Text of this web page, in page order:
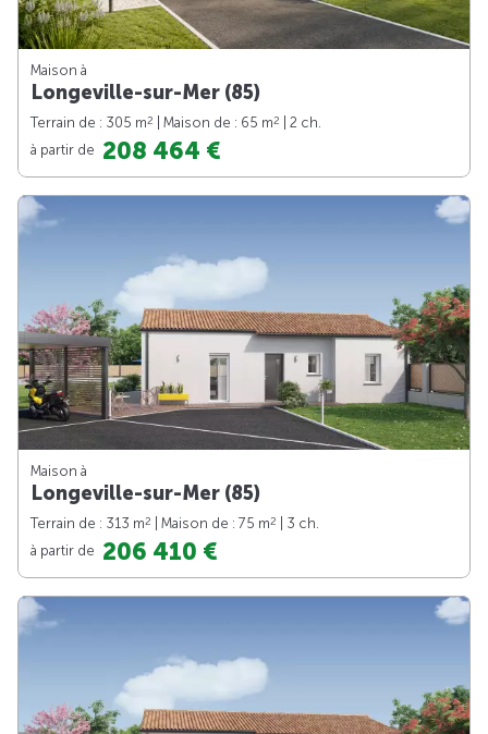
Maison à
Longeville-sur-Mer (85)
Terrain de : 305 m2 | Maison de : 65 m2
| 2 ch.
à partir de 208 464 €
Maison à
Longeville-sur-Mer (85)
Terrain de : 313 m2 | Maison de : 75 m2
| 3 ch.
à partir de 206 410 €